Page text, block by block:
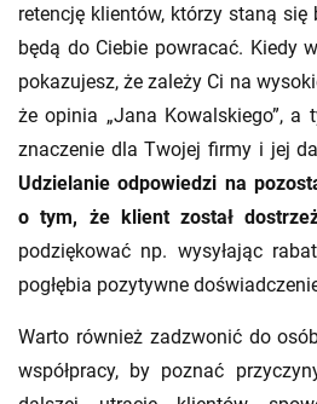
retencję klientów, którzy staną
będą do Ciebie powracać. Kiedy
pokazujesz, że zależy Ci na
że opinia „Jana Kowalskiego”,
znaczenie dla Twojej firmy i jej
Udzielanie odpowiedzi na
o tym, że klient został
podziękować np. wysyłając
pogłębia pozytywne
Warto również zadzwonić do
współpracy, by poznać